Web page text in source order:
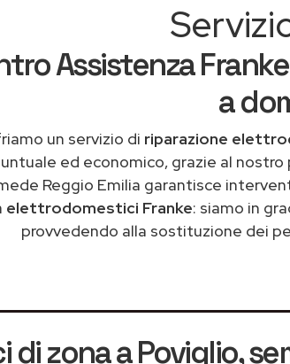
Assistenza
a
un servizio di riparazione
ed economico, grazie al
Reggio Emilia garantisce
elettrodomestici Franke: siamo in
provvedendo alla sostituzione dei
di zona a Poviglio,